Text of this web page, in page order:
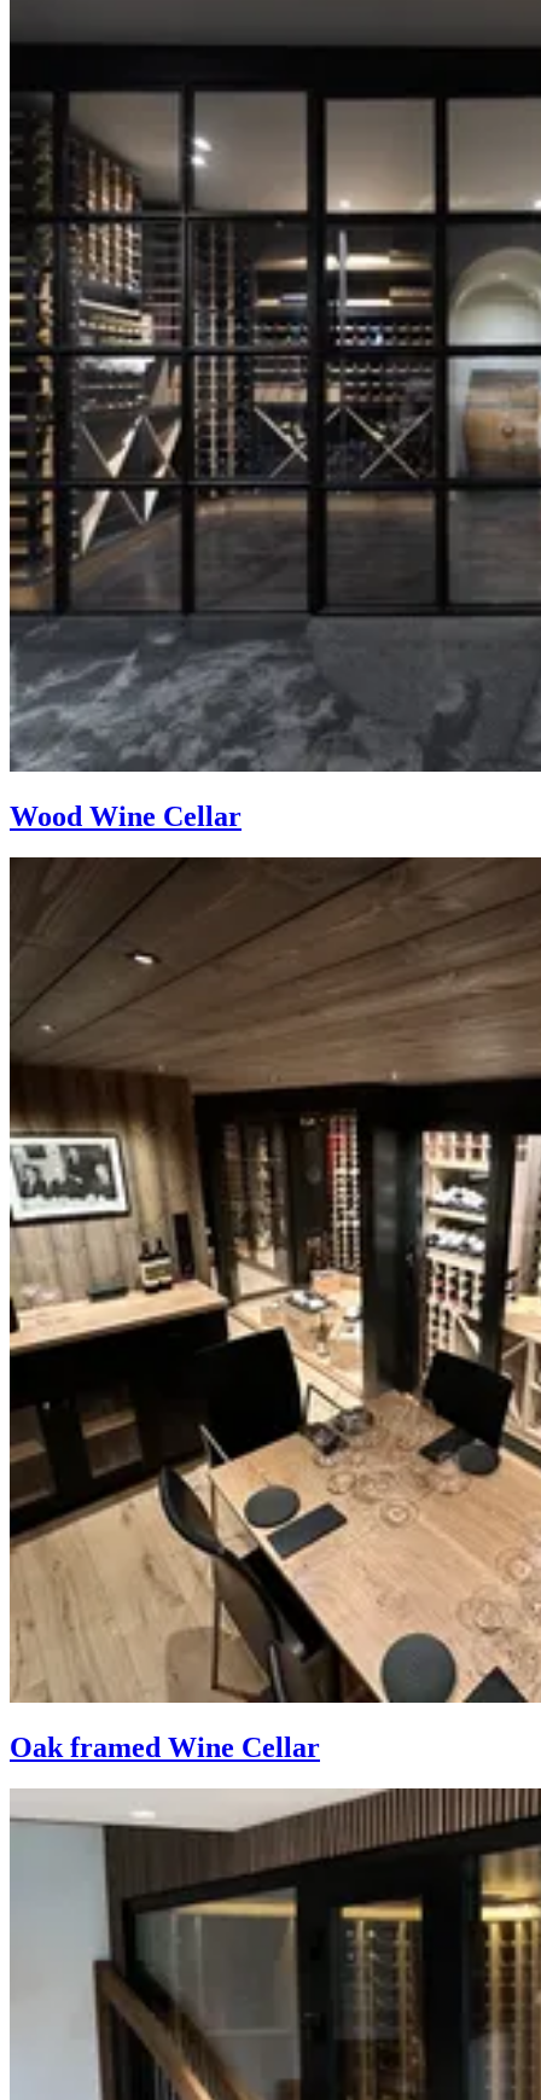
Wood Wine Cellar
Oak framed Wine Cellar